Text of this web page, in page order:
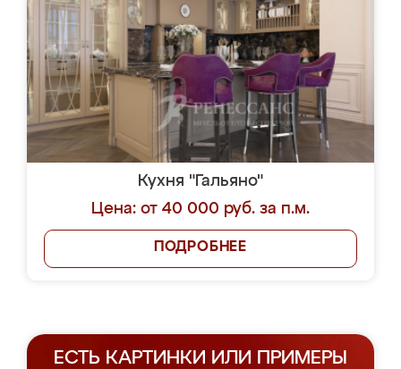
Кухня "Гальяно"
Цена: от 40 000 руб. за п.м.
ПОДРОБНЕЕ
ЕСТЬ КАРТИНКИ ИЛИ ПРИМЕРЫ